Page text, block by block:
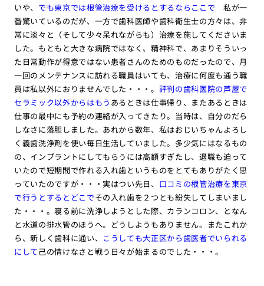
いや、 でも東京では根管治療を受けるとするならここで 私が一
番驚いているのだが、一方で歯科医師や歯科衛生士の方々は、非
常に淡々と（そして少々呆れながらも）治療を施してくださいま
した。もともと大きな病院ではなく、精神科で、あまりそういっ
た日常動作が得意ではない患者さんのためのものだったので、月
一回のメンテナンスに訪れる職員はいても、治療に何度も通う職
員は私以外におりませんでした・・・。 評判の歯科医院の芦屋で
セラミック以外からはもう あるときは仕事帰り、またあるときは
仕事の最中にも予約の連絡が入ってきたり。当時は、自分のだら
しなさに落胆しました。あれから数年、私はおじいちゃんよろし
く義歯洗浄剤を使い毎日生活していました。多少気にはなるもの
の、インプラントにしてもらうには高額すぎたし、退職も迫って
いたので短期間で作れる入れ歯というものをとてもありがたく思
っていたのですが・・・実はつい先日、 口コミの根管治療を東京
で行うとするとどこでその入れ歯を２つとも紛失してしまいまし
た・・・。寝る前に洗浄しようとした際、カランコロン、となん
と水道の排水管のほうへ。どうしようもありません。またこれか
ら、新しく歯科に通い、 こうしても大正区から歯医者でいられる
にして己の情けなさと戦う日々が始まるのでした・・・。